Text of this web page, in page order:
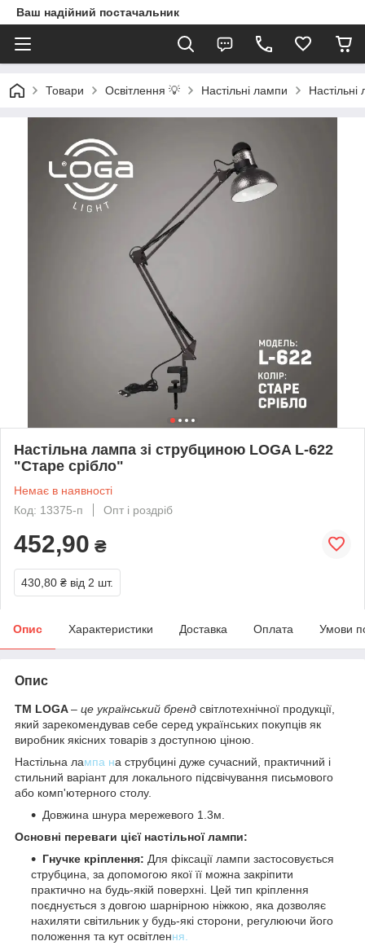
Ваш надійний постачальник
Товари Освітлення 💡 Настільні лампи
Настільна лампа зі струбциною LOGA L-622
"Старе срібло"
Немає в наявності
Код: 13375-п
Опт і роздріб
452,90 ₴
430,80 ₴ від 2 шт.
Опис Характеристики Доставка Оплата Умови
Опис
TM LOGA– це український бренд світлотехнічної продукції,
який зарекомендував себе серед українських покупців як
виробник якісних товарів з доступною ціною.
Настільна лампа на струбцині дуже сучасний, практичний і
стильний варіант для локального підсвічування письмового
або комп'ютерного столу.
Довжина шнура мережевого 1.3м.
Основні переваги цієї настільної лампи:
Гнучке кріплення: Для фіксації лампи застосовується
струбцина, за допомогою якої її можна закріпити
практично на будь-якій поверхні. Цей тип кріплення
поєднується з довгою шарнірною ніжкою, яка дозволяє
нахиляти світильник у будь-які сторони, регулюючи його
положення та кут освітлення.